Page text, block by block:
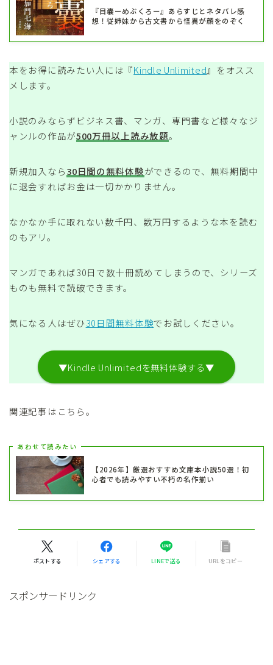
『目嚢ーめぶくろー』あらすじとネタバレ感
想！従姉妹から古文書から怪異が顔をのぞく
本をお得に読みたい人には『Kindle Unlimited』をオスス
メします。
小説のみならずビジネス書、マンガ、専門書など様々なジ
ャンルの作品が500万冊以上読み放題。
新規加入なら30日間の無料体験ができるので、無料期間中
に退会すればお金は一切かかりません。
なかなか手に取れない数千円、数万円するような本を読む
のもアリ。
マンガであれば30日で数十冊読めてしまうので、シリーズ
ものも無料で読破できます。
気になる人はぜひ30日間無料体験でお試しください。
▼Kindle Unlimitedを無料体験する▼
関連記事はこちら。
あわせて読みたい
【2026年】厳選おすすめ文庫本小説50選！初
心者でも読みやすい不朽の名作揃い
ポストする シェアする LINEで送る URLをコピー
スポンサードリンク